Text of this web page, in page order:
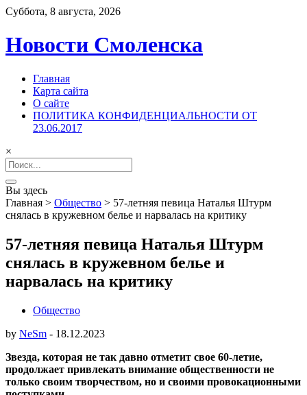
Суббота, 8 августа, 2026
Новости Смоленска
Главная
Карта сайта
О сайте
ПОЛИТИКА КОНФИДЕНЦИАЛЬНОСТИ ОТ
23.06.2017
×
Search
for:
Вы здесь
Главная > Общество > 57-летняя певица Наталья Штурм
снялась в кружевном белье и нарвалась на критику
57-летняя певица Наталья Штурм
снялась в кружевном белье и
нарвалась на критику
Общество
by NeSm - 18.12.2023
Звезда, которая не так давно отметит свое 60-летие,
продолжает привлекать внимание общественности не
только своим творчеством, но и своими провокационными